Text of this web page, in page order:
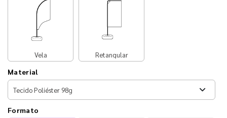
Vela Retangular
Material
Formato